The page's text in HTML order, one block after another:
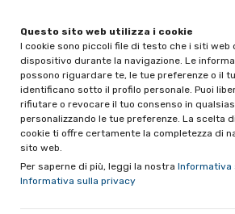
Questo sito web utilizza i cookie
I cookie sono piccoli file di testo che i siti web
dispositivo durante la navigazione. Le
possono riguardare te, le tue preferenze o il
identificano sotto il profilo personale. Puoi
rifiutare o revocare il tuo consenso in
personalizzando le tue preferenze. La scelta
cookie ti offre certamente la completezza di
sito web.
Per saperne di più, leggi la nostra Informativa
Informativa sulla privacy
IL TEAM